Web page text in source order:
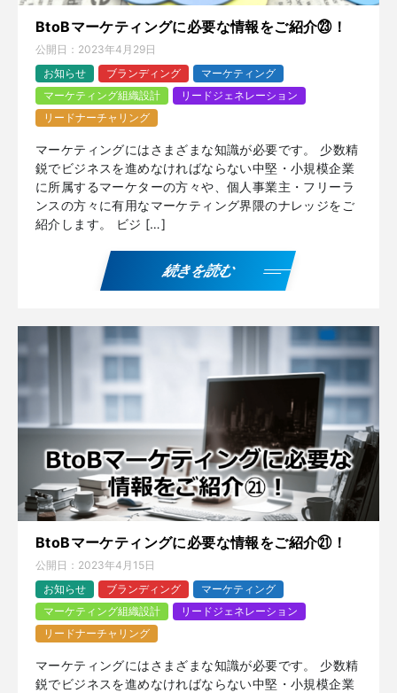
BtoBマーケティングに必要な情報をご紹介㉓！
公開日： 2023年4月29日
お知らせ
ブランディング
マーケティング
マーケティング組織設計
リードジェネレーション
リードナーチャリング
マーケティングにはさまざまな知識が必要です。 少数精
鋭でビジネスを進めなければならない中堅・小規模企業
に所属するマーケターの方々や、個人事業主・フリーラ
ンスの方々に有用なマーケティング界隈のナレッジをご
紹介します。 ビジ […]
続きを読む
BtoBマーケティングに必要な情報をご紹介㉑！
公開日： 2023年4月15日
お知らせ
ブランディング
マーケティング
マーケティング組織設計
リードジェネレーション
リードナーチャリング
マーケティングにはさまざまな知識が必要です。 少数精
鋭でビジネスを進めなければならない中堅・小規模企業